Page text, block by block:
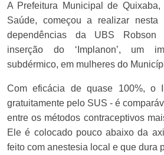
A Prefeitura Municipal de
Saúde, começou a realizar nesta
dependências da UBS Robson
inserção do ‘Implanon’, um
subdérmico, em mulheres do
Com eficácia de quase 100%, o
gratuitamente pelo SUS - é
entre os métodos contraceptivos
Ele é colocado pouco abaixo da
feito com anestesia local e que dura